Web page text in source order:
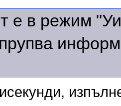
е в режим